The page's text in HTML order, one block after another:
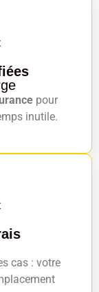
pour
inutile.
cas : votre